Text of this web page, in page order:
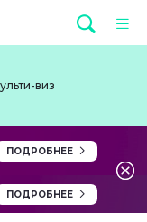
виз
ПОДРОБНЕЕ
ПОДРОБНЕЕ